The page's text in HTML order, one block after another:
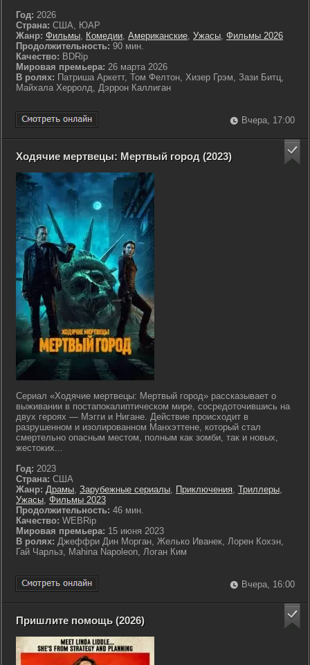
Год: 2026
Страна: США, ЮАР
Жанр: Фильмы, Комедии, Американские, Ужасы, Фильмы 2026
Продолжительность: 90 мин.
Качество: BDRip
Мировая премьера: 26 марта 2026
В ролях: Патриша Аркетт, Том Фелтон, Хизер Грэм, Зази Битц,
Майхала Херролд, Дэррон Каллиган
Вчера, 17:00
Ходячие мертвецы: Мертвый город (2023)
Сериал «Ходячие мертвецы: Мертвый город» рассказывает о
выживании в постапокалиптическом мире, сосредоточившись на
двух героях — Мэгги и Нигане. Действие происходит в
разрушенном и изолированном Манхэттене, который стал
смертельно опасным местом, полным как зомби, так и новых,
жестоких...
Год: 2023
Страна: США
Жанр: Драмы, Зарубежные сериалы, Приключения, Триллеры,
Ужасы, Фильмы 2023
Продолжительность: 46 мин.
Качество: WEBRip
Мировая премьера: 15 июня 2023
В ролях: Джеффри Дин Морган, Желько Иванек, Лорен Кохэн,
Гай Чарльз, Mahina Napoleon, Логан Ким
Вчера, 16:00
Пришлите помощь (2026)